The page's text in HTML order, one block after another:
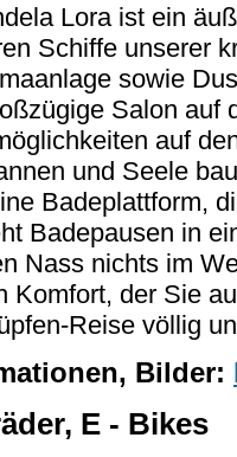
Lora ist ein
Schiffe unserer
sowie
Salon auf
auf
und Seele
Badeplattform,
Badepausen in
Nass nichts im
Komfort, der Sie
Reise völlig
Bilder:
E - Bikes